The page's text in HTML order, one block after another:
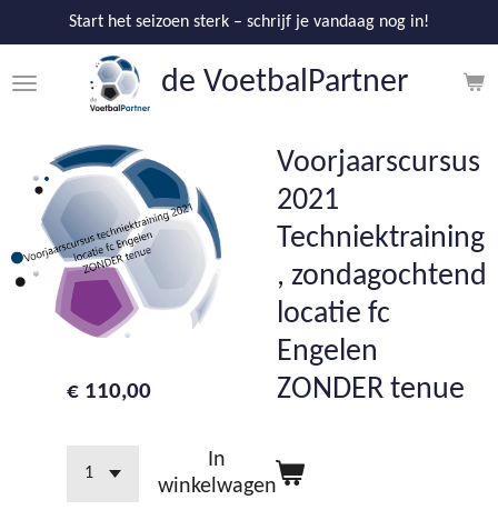
direct
naar
de VoetbalPartner
Start het seizoen sterk – schrijf je vandaag nog in!
Voorjaarscursus
2021
Techniektraining
, zondagochtend
locatie fc
Engelen
ZONDER tenue
€ 110,00
In
winkelwagen